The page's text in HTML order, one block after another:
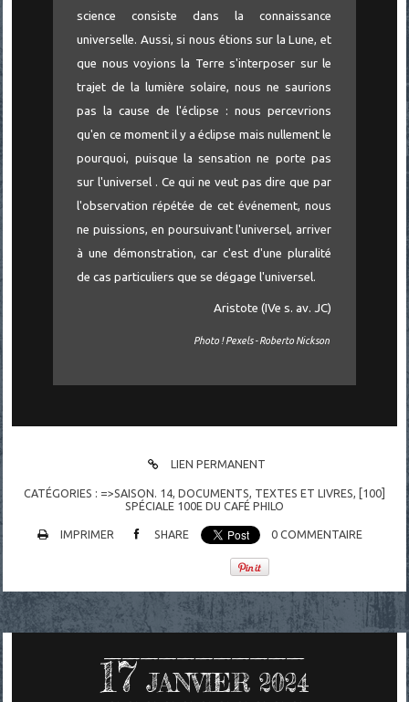
science consiste dans la connaissance
universelle. Aussi, si nous étions sur la Lune, et
que nous voyions la Terre s'interposer sur le
trajet de la lumière solaire, nous ne saurions
pas la cause de l'éclipse : nous percevrions
qu'en ce moment il y a éclipse mais nullement le
pourquoi, puisque la sensation ne porte pas
sur l'universel . Ce qui ne veut pas dire que par
l'observation répétée de cet événement, nous
ne puissions, en poursuivant l'universel, arriver
à une démonstration, car c'est d'une pluralité
de cas particuliers que se dégage l'universel.
Aristote (IVe s. av. JC)
Photo ! Pexels - Roberto Nickson
LIEN PERMANENT
CATÉGORIES : =>SAISON. 14, DOCUMENTS, TEXTES ET LIVRES,
[100]
SPÉCIALE 100E DU CAFÉ PHILO
IMPRIMER SHARE 0 COMMENTAIRE
17 JANVIER 2024